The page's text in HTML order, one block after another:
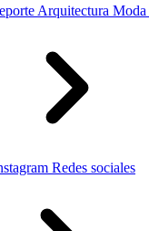
Arquitectura Moda
Redes sociales